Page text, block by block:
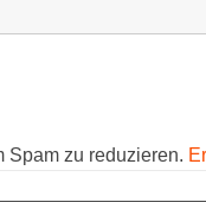
Spam zu reduzieren.